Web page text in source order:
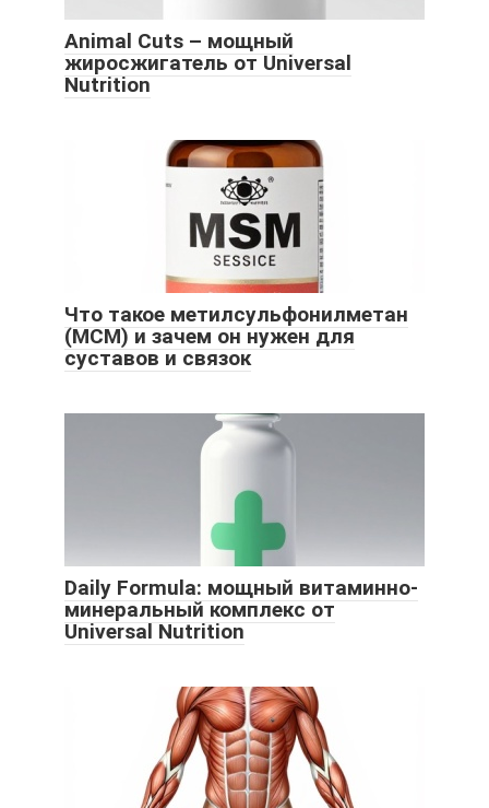
Animal Cuts – мощный
жиросжигатель от Universal
Nutrition
Что такое метилсульфонилметан
(МСМ) и зачем он нужен для
суставов и связок
Daily Formula: мощный витаминно-
минеральный комплекс от
Universal Nutrition